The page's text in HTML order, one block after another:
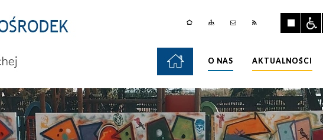
O NAS AKTUALNOŚCI